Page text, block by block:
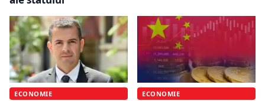
ECONOMIE ECONOMIE